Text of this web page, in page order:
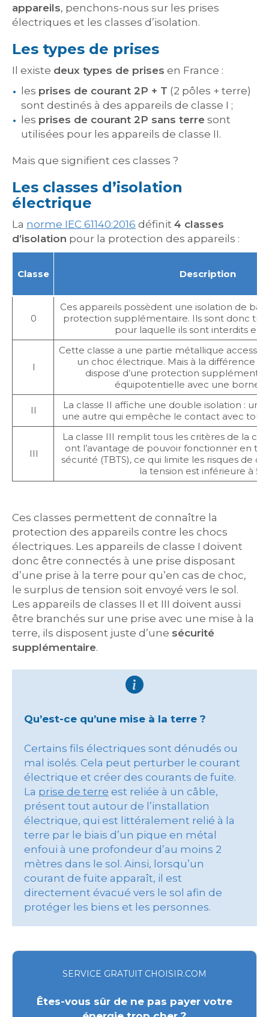
appareils, penchons-nous sur les prises
électriques et les classes d’isolation.
Les types de prises
Il existe deux types de prises en France :
les prises de courant 2P + T (2 pôles + terre)
sont destinés à des appareils de classe I ;
les prises de courant 2P sans terre sont
utilisées pour les appareils de classe II.
Mais que signifient ces classes ?
Les classes d’isolation
électrique
La norme IEC 61140:2016 définit 4 classes
d’isolation pour la protection des appareils :
Classe Description
0
Ces appareils possèdent une isolation de
protection supplémentaire. Ils sont donc
pour laquelle ils sont interdits en
I
Cette classe a une partie métallique
un choc électrique. Mais à la différence
dispose d’une protection
équipotentielle avec une borne
II
La classe II affiche une double isolation :
une autre qui empêche le contact avec
III
La classe III remplit tous les critères de la
ont l’avantage de pouvoir fonctionner en
sécurité (TBTS), ce qui limite les risques de
la tension est inférieure à 50
Ces classes permettent de connaître la
protection des appareils contre les chocs
électriques. Les appareils de classe I doivent
donc être connectés à une prise disposant
d’une prise à la terre pour qu’en cas de choc,
le surplus de tension soit envoyé vers le sol.
Les appareils de classes II et III doivent aussi
être branchés sur une prise avec une mise à la
terre, ils disposent juste d’une sécurité
supplémentaire.
Qu’est-ce qu’une mise à la terre ?
Certains fils électriques sont dénudés ou
mal isolés. Cela peut perturber le courant
électrique et créer des courants de fuite.
La prise de terre est reliée à un câble,
présent tout autour de l’installation
électrique, qui est littéralement relié à la
terre par le biais d’un pique en métal
enfoui à une profondeur d’au moins 2
mètres dans le sol. Ainsi, lorsqu’un
courant de fuite apparaît, il est
directement évacué vers le sol afin de
protéger les biens et les personnes.
SERVICE GRATUIT CHOISIR.COM
Êtes-vous sûr de ne pas payer votre